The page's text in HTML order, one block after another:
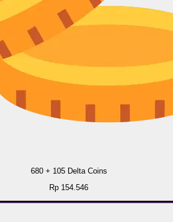
680 + 105 Delta Coins
Rp 154.546